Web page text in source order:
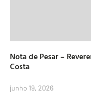
Nota de Pesar –
Costa
junho 19, 2026